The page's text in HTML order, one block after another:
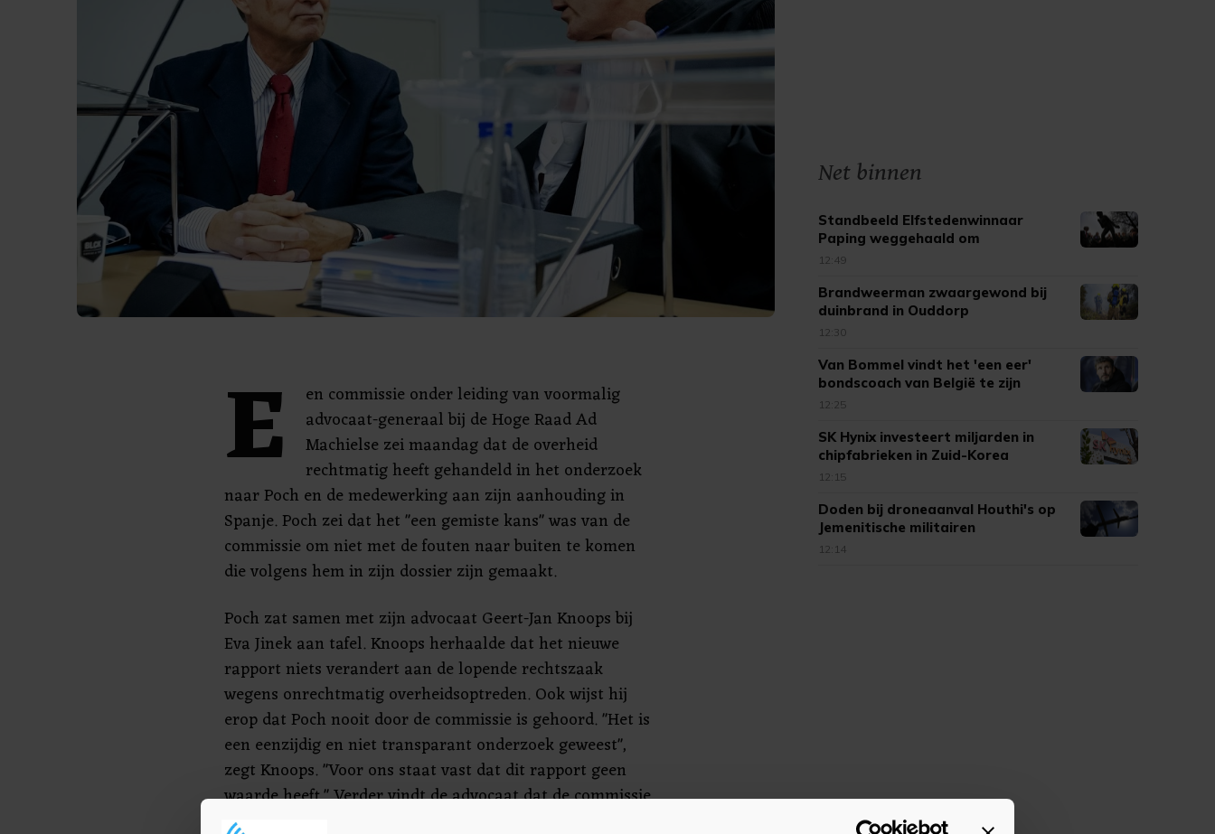
E
en commissie onder leiding van voormalig
advocaat-generaal bij de Hoge Raad Ad
Machielse zei maandag dat de overheid
rechtmatig heeft gehandeld in het onderzoek
naar Poch en de medewerking aan zijn aanhouding in
Spanje. Poch zei dat het "een gemiste kans" was van de
commissie om niet met de fouten naar buiten te komen
die volgens hem in zijn dossier zijn gemaakt.
Poch zat samen met zijn advocaat Geert-Jan Knoops bij
Eva Jinek aan tafel. Knoops herhaalde dat het nieuwe
rapport niets verandert aan de lopende rechtszaak
wegens onrechtmatig overheidsoptreden. Ook wijst hij
erop dat Poch nooit door de commissie is gehoord. "Het is
een eenzijdig en niet transparant onderzoek geweest",
zegt Knoops. "Voor ons staat vast dat dit rapport geen
waarde heeft." Verder vindt de advocaat dat de commissie
haar mandaat heeft overschreden, door zich ongevraagd
Net binnen
Standbeeld Elfstedenwinnaar
Paping weggehaald om
beschadigingen
12:49
Brandweerman zwaargewond bij
duinbrand in Ouddorp
12:30
Van Bommel vindt het 'een eer'
bondscoach van België te zijn
12:25
SK Hynix investeert miljarden in
chipfabrieken in Zuid-Korea
12:15
Doden bij droneaanval Houthi's op
Jemenitische militairen
12:14